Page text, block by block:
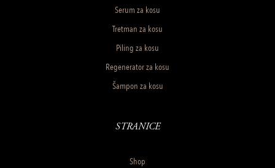
Serum za kosu
Tretman za kosu
Piling za kosu
Regenerator za kosu
Šampon za kosu
STRANICE
Shop